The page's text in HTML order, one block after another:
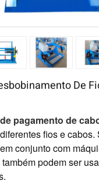
De
pagamento de
fios e cabos.
conjunto com
podem ser